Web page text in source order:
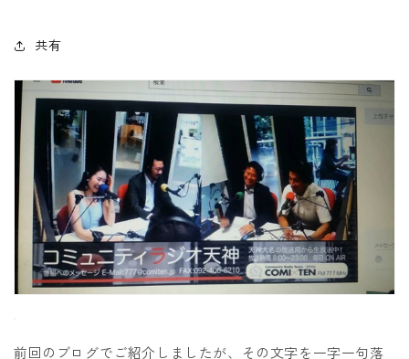
共有
前回のブログでご紹介しましたが、その文字を一字一句落